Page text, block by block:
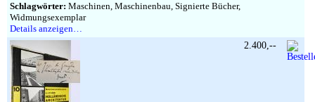
Schlagwörter: Maschinen, Maschinenbau, Signierte Bücher,
Widmungsexemplar
Details anzeigen…
2.400,--